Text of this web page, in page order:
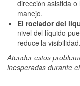
dirección asistida
manejo.
El rociador del
nivel del líquido
reduce la visibilidad.
Atender estos
inesperadas durante